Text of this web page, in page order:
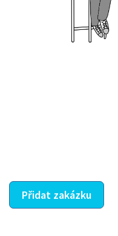
Přidat zakázku